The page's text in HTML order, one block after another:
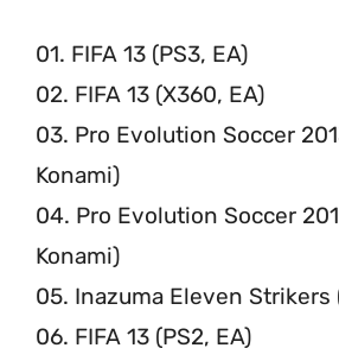
01. FIFA 13 (PS3, EA)
02. FIFA 13 (X360, EA)
03. Pro Evolution Soccer
Konami)
04. Pro Evolution Soccer
Konami)
05. Inazuma Eleven Strikers
06. FIFA 13 (PS2, EA)